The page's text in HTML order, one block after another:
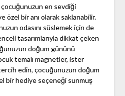
en sevdiği
bir anı olarak saklanabilir.
odasını süslemek için de
tasarımlarıyla dikkat çeken
doğum gününü
temalı magnetler, ister
edin, çocuğunuzun doğum
bir hediye seçeneği sunmuş